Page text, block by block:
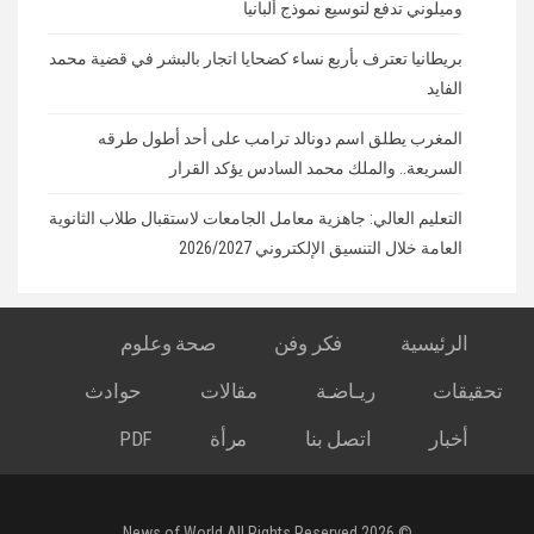
وميلوني تدفع لتوسيع نموذج ألبانيا
بريطانيا تعترف بأربع نساء كضحايا اتجار بالبشر في قضية محمد
الفايد
المغرب يطلق اسم دونالد ترامب على أحد أطول طرقه
السريعة.. والملك محمد السادس يؤكد القرار
التعليم العالي: جاهزية معامل الجامعات لاستقبال طلاب الثانوية
العامة خلال التنسيق الإلكتروني 2026/2027
الرئيسية فكر وفن
صحة وعلوم
تحقيقات
ريـاضـة مقالات
حوادث
أخبار
اتصل بنا مرأة PDF